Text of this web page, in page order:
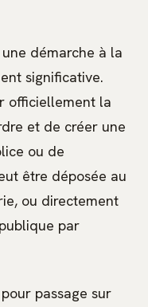
démarche à la
significative.
officiellement la
et de créer une
ou de
être déposée au
ou directement
par
passage sur